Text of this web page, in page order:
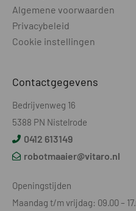
Wielen aangedreven
Wielmotor
Wielprofiel
Voorwielas pendelend
Geluidsniveau - dB(A)
Accu voltage - V
Type accu
Algemene voorwaarden
Privacybeleid
Cookie instellingen
Contactgegevens
Bedrijvenweg 16
5388 PN Nistelrode
0412 613149
robotmaaier@vitaro.nl
Openingstijden
Maandag t/m vrijdag: 09.00 –